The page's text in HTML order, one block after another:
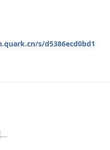
s/d5386ecd0bd1